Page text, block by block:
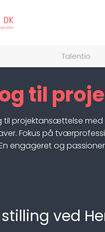
Talentio
til
til projektansættelse
Fokus på
engageret og
ved